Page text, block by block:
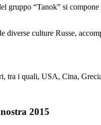
“Tanok” si
culture Russe,
tra i quali, USA, Cina,
2015